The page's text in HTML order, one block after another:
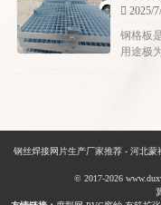
2025/
钢格板
用途极
钢丝焊接网片生产厂家推荐 - 河北
© 2017-2026